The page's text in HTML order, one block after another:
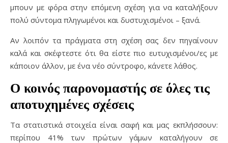
μπουν με φόρα στην επόμενη σχέση για να καταλήξουν
πολύ σύντομα πληγωμένοι και δυστυχισμένοι – ξανά.
Αν λοιπόν τα πράγματα στη σχέση σας δεν πηγαίνουν
καλά και σκέφτεστε ότι θα είστε πιο ευτυχισμένοι/ες με
κάποιον άλλον, με ένα νέο σύντροφο, κάνετε λάθος.
Ο κοινός παρονομαστής σε όλες τις
αποτυχημένες σχέσεις
Τα στατιστικά στοιχεία είναι σαφή και μας εκπλήσσουν:
περίπου 41% των πρώτων γάμων καταλήγουν σε